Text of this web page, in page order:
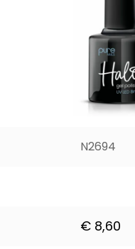
N2694
Op